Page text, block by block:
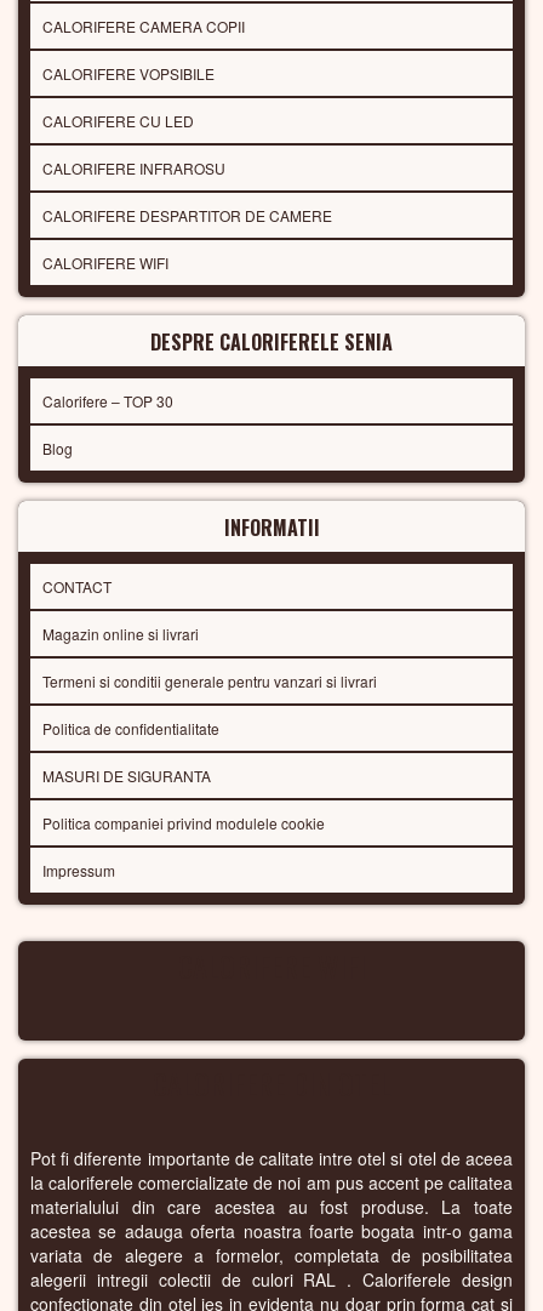
CALORIFERE CAMERA COPII
CALORIFERE VOPSIBILE
CALORIFERE CU LED
CALORIFERE INFRAROSU
CALORIFERE DESPARTITOR DE CAMERE
CALORIFERE WIFI
DESPRE CALORIFERELE SENIA
Calorifere – TOP 30
Blog
INFORMATII
CONTACT
Magazin online si livrari
Termeni si conditii generale pentru vanzari si livrari
Politica de confidentialitate
MASURI DE SIGURANTA
Politica companiei privind modulele cookie
Impressum
Pot fi diferente importante de calitate intre otel si otel de aceea
la caloriferele comercializate de noi am pus accent pe calitatea
materialului din care acestea au fost produse. La toate
acestea se adauga oferta noastra foarte bogata intr-o gama
variata de alegere a formelor, completata de posibilitatea
alegerii intregii colectii de culori RAL . Caloriferele design
confectionate din otel ies in evidenta nu doar prin forma cat si